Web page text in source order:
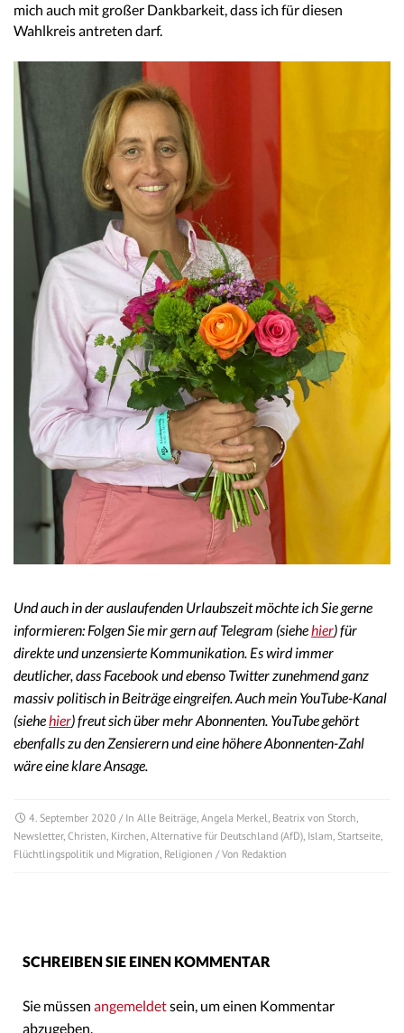
mich auch mit großer Dankbarkeit, dass ich für diesen
Wahlkreis antreten darf.
Und auch in der auslaufenden Urlaubszeit möchte ich Sie gerne
informieren: Folgen Sie mir gern auf Telegram (siehehier) für
direkte und unzensierte Kommunikation. Es wird immer
deutlicher, dass Facebook und ebenso Twitter zunehmend ganz
massiv politisch in Beiträge eingreifen. Auch mein YouTube-Kanal
(siehehier) freut sich über mehr Abonnenten. YouTube gehört
ebenfalls zu den Zensierern und eine höhere Abonnenten-Zahl
wäre eine klare Ansage.
4. September 2020 / In Alle Beiträge, Angela Merkel, Beatrix von Storch,
Newsletter, Christen, Kirchen, Alternative für Deutschland (AfD), Islam, Startseite,
Flüchtlingspolitik und Migration, Religionen / Von Redaktion
SCHREIBEN SIE EINEN KOMMENTAR
Sie müssen angemeldetsein, um einen Kommentar
abzugeben.